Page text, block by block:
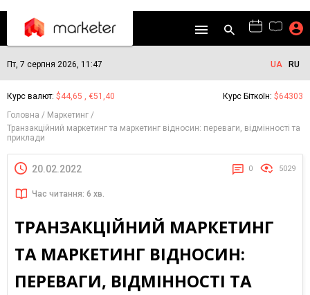
Пт, 7 серпня 2026, 11:47 UA RU
Курс валют: $44,65 , €51,40 Курс Біткоїн: $64303
Головна
Маркетинг
Транзакційний маркетинг та маркетинг відносин: переваги, відмінності та
приклади
20.02.2022 0 5029
Час читання: 6 хв.
ТРАНЗАКЦІЙНИЙ МАРКЕТИНГ
ТА МАРКЕТИНГ ВІДНОСИН:
ПЕРЕВАГИ, ВІДМІННОСТІ ТА